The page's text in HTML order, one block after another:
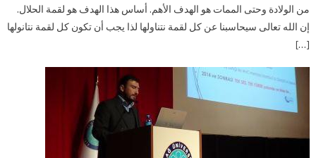
من الولادة وحتى الممات هو الهدف الأهم. أساس هذا الهدف هو لقمة الحلال.
إن الله تعالى سيحاسبنا عن كل لقمة نتناولها لذا يجب أن تكون كل لقمة نتانولها
[…]